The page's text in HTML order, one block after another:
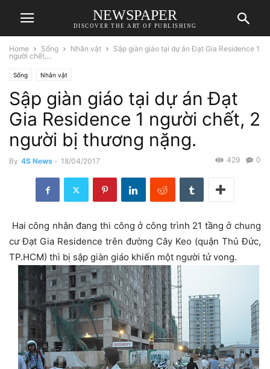
NEWSPAPER
DISCOVER THE ART OF PUBLISHING
Home Sống Nhân vật
Sập giàn giáo tại dự án Đạt Gia Residence 1
người chết,...
Sống Nhân vật
Sập giàn giáo tại dự án Đạt
Gia Residence 1 người chết, 2
người bị thương nặng.
By 4S News - 18/04/2017 0
429
Hai công nhân đang thi công ở công trình 21 tầng ở chung
cư Đạt Gia Residence trên đường Cây Keo (quận Thủ Đức,
TP.HCM) thì bị sập giàn giáo khiến một người tử vong.